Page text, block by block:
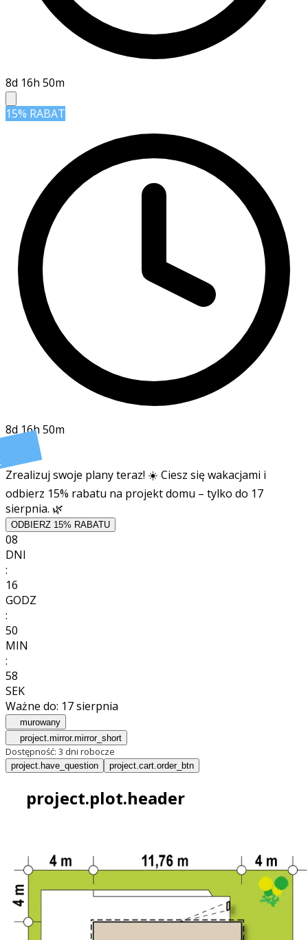
8d 16h 50m
15% RABAT
8d 16h 50m
Zrealizuj swoje plany teraz! ☀️ Ciesz się wakacjami i
odbierz 15% rabatu na projekt domu – tylko do 17
sierpnia. 🌿
ODBIERZ 15% RABATU
08
DNI
:
16
GODZ
:
50
MIN
:
55
SEK
Ważne do: 17 sierpnia
murowany
project.mirror.mirror_short
Dostępność: 3 dni robocze
project.have_question project.cart.order_btn
project.plot.header